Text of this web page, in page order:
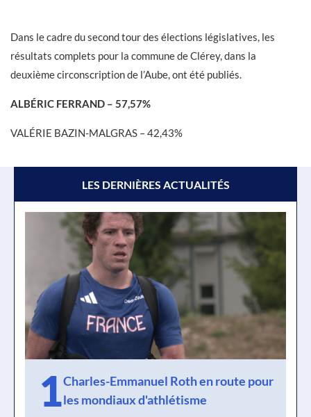
Dans le cadre du second tour des élections législatives, les
résultats complets pour la commune de Clérey, dans la
deuxième circonscription de l’Aube, ont été publiés.
ALBÉRIC FERRAND – 57,57%
VALÉRIE BAZIN-MALGRAS – 42,43%
LES DERNIÈRES ACTUALITÉS
1Charles-Emmanuel Roth en route pour
les mondiaux d'athlétisme